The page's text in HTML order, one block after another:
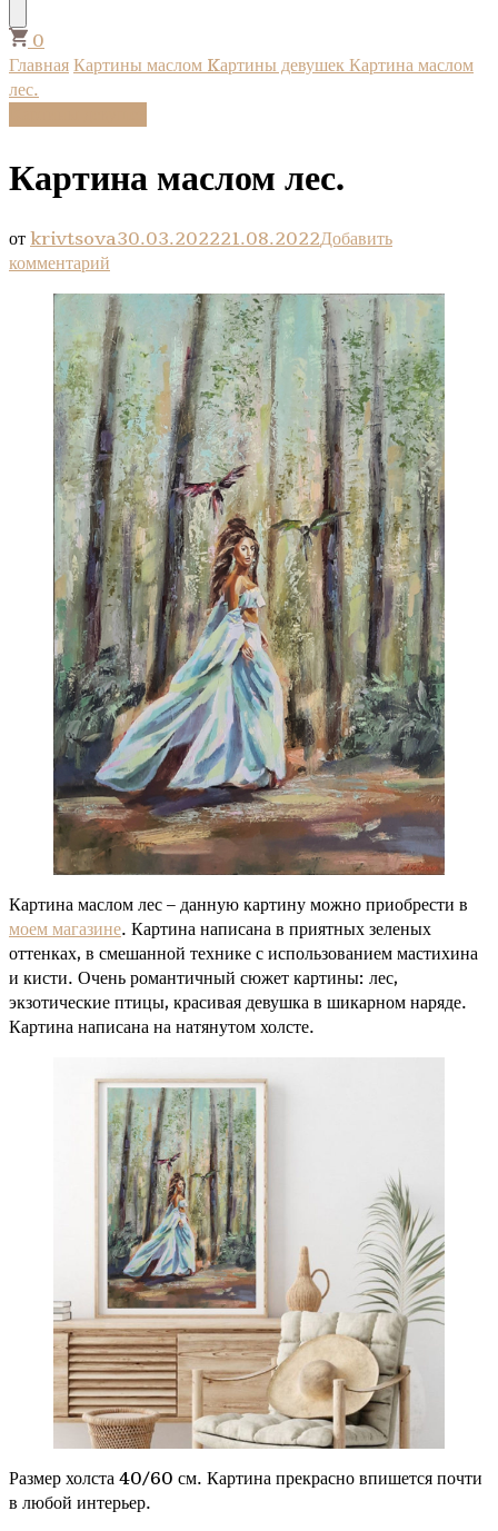
0
ГлавнаяКартины маслом Kартины девушекКартина маслом
лес.
Картина маслом лес.
отkrivtsova30.03.202221.08.2022Добавить
комментарий
Картина
маслом
лес.
Картина маслом лес – данную картину можно приобрести в
моем магазине. Картина написана в приятных зеленых
оттенках, в смешанной технике с использованием мастихина
и кисти. Очень романтичный сюжет картины: лес,
экзотические птицы, красивая девушка в шикарном наряде.
Картина написана на натянутом холсте.
Размер холста 40/60 см. Картина прекрасно впишется почти
в любой интерьер.